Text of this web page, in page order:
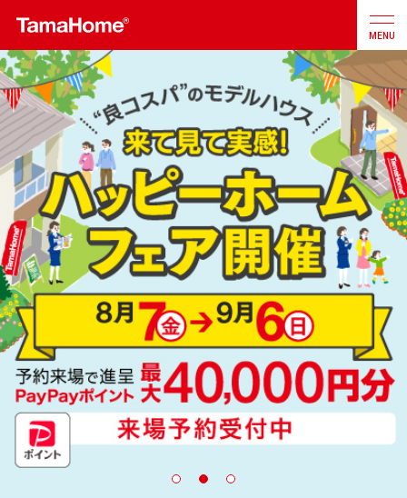
店舗検索 お問合せ
注文住宅
戸建分譲 住宅
リフォーム
不動産事業
建築実例
生活サービス・
MENU